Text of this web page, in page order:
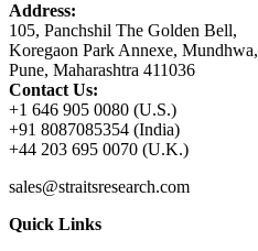
Address:
105, Panchshil The Golden Bell,
Koregaon Park Annexe, Mundhwa,
Pune, Maharashtra 411036
Contact Us:
+1 646 905 0080 (U.S.)
+91 8087085354 (India)
+44 203 695 0070 (U.K.)
sales@straitsresearch.com
Quick Links